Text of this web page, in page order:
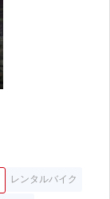
レンタルバイク